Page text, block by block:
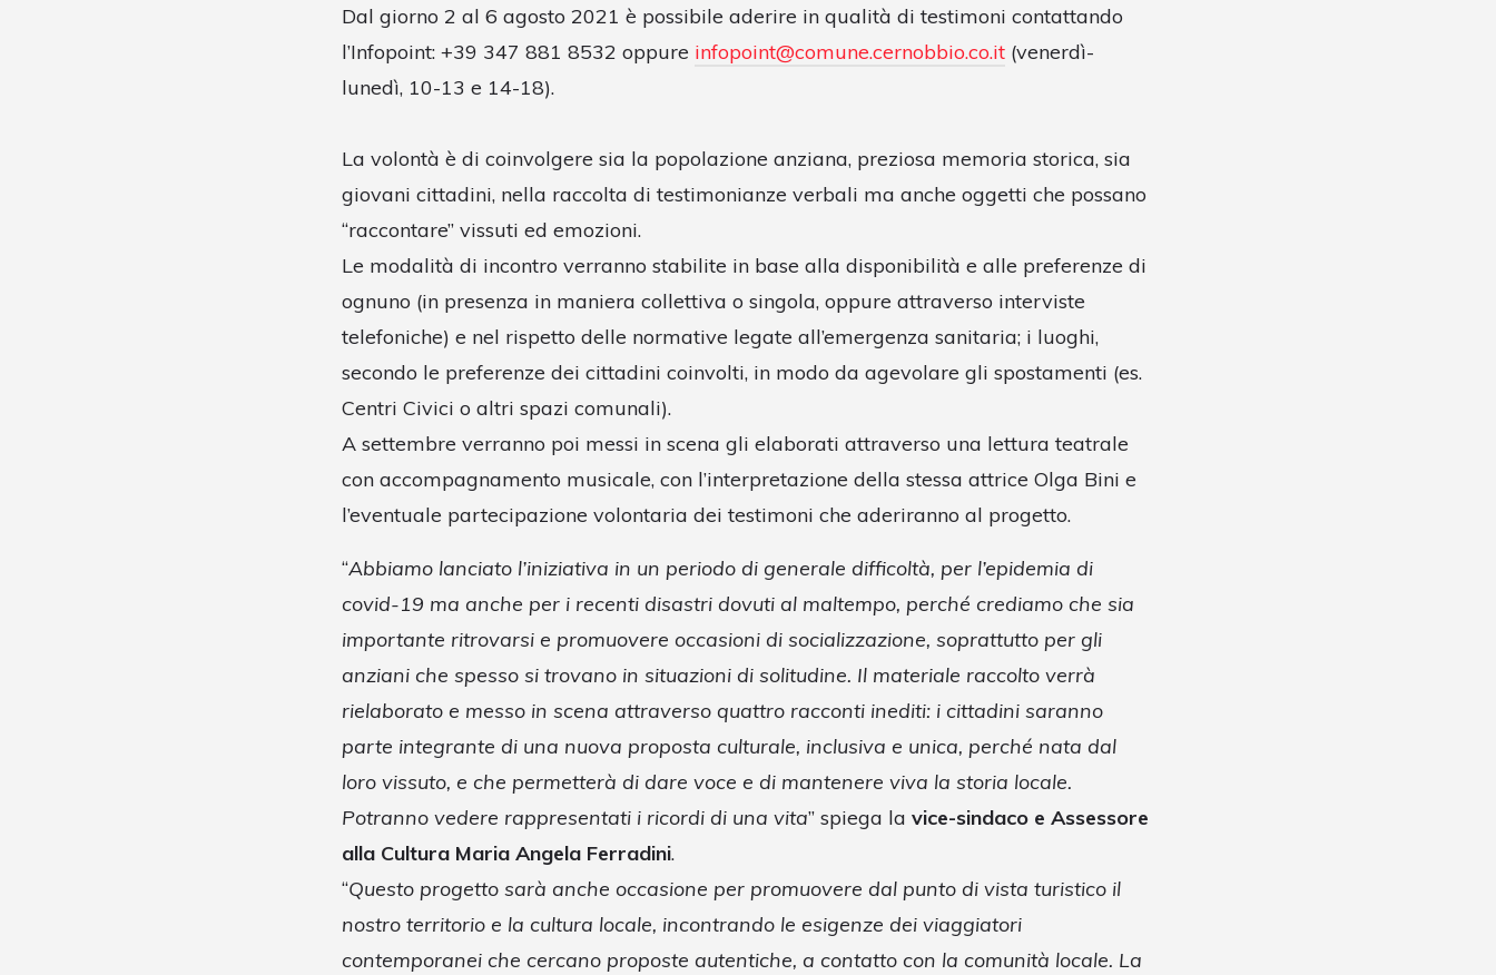
Dal giorno 2 al 6 agosto 2021 è possibile aderire in qualità di testimoni contattando
l’Infopoint: +39 347 881 8532 oppure infopoint@comune.cernobbio.co.it (venerdì-
lunedì, 10-13 e 14-18).
La volontà è di coinvolgere sia la popolazione anziana, preziosa memoria storica, sia
giovani cittadini, nella raccolta di testimonianze verbali ma anche oggetti che possano
“raccontare” vissuti ed emozioni.
Le modalità di incontro verranno stabilite in base alla disponibilità e alle preferenze di
ognuno (in presenza in maniera collettiva o singola, oppure attraverso interviste
telefoniche) e nel rispetto delle normative legate all’emergenza sanitaria; i luoghi,
secondo le preferenze dei cittadini coinvolti, in modo da agevolare gli spostamenti (es.
Centri Civici o altri spazi comunali).
A settembre verranno poi messi in scena gli elaborati attraverso una lettura teatrale
con accompagnamento musicale, con l’interpretazione della stessa attrice Olga Bini e
l’eventuale partecipazione volontaria dei testimoni che aderiranno al progetto.
“Abbiamo lanciato l’iniziativa in un periodo di generale difficoltà, per l’epidemia di
covid-19 ma anche per i recenti disastri dovuti al maltempo, perché crediamo che sia
importante ritrovarsi e promuovere occasioni di socializzazione, soprattutto per gli
anziani che spesso si trovano in situazioni di solitudine. Il materiale raccolto verrà
rielaborato e messo in scena attraverso quattro racconti inediti: i cittadini saranno
parte integrante di una nuova proposta culturale, inclusiva e unica, perché nata dal
loro vissuto, e che permetterà di dare voce e di mantenere viva la storia locale.
Potranno vedere rappresentati i ricordi di una vita” spiega la vice-sindaco e Assessore
alla Cultura Maria Angela Ferradini.
“Questo progetto sarà anche occasione per promuovere dal punto di vista turistico il
nostro territorio e la cultura locale, incontrando le esigenze dei viaggiatori
contemporanei che cercano proposte autentiche, a contatto con la comunità locale. La